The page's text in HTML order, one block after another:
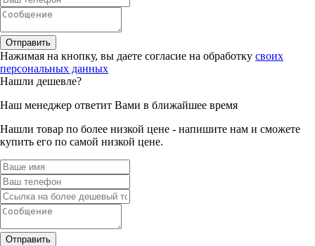
Отправить
Нажимая на кнопку, вы даете согласие на обработку своих
персональных данных
Нашли дешевле?
Наш менеджер ответит Вами в ближайшее время
Нашли товар по более низкой цене - напишите нам и сможете
купить его по самой низкой цене.
Отправить